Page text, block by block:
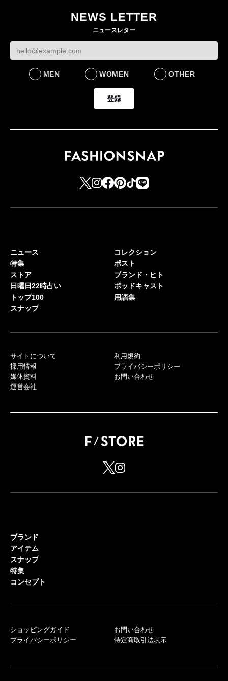
LIFESTYLE
社長 「のんびりした
ら先はない」“前進”す
BUSINESS
BUSINESS
NEWS LETTER
ニュースレター
MEN WOMEN OTHER
登録
ニュース
特集
ストア
日曜日22時占い
トップ100
スナップ
コレクション
ポスト
ブランド・ヒト
ポッドキャスト
用語集
サイトについて
採用情報
媒体資料
運営会社
利用規約
プライバシーポリシー
お問い合わせ
ブランド
アイテム
スナップ
特集
コンセプト
ショッピングガイド
プライバシーポリシー
お問い合わせ
特定商取引法表示